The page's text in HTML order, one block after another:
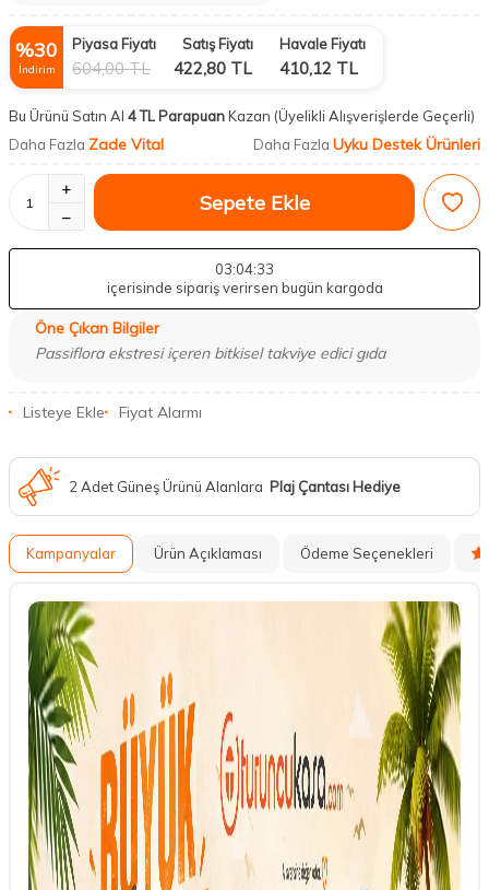
%30
İndirim
Piyasa Fiyatı
604,00TL
Satış Fiyatı
422,80 TL
Havale Fiyatı
410,12 TL
Bu Ürünü Satın Al 4 TL ParapuanKazan (Üyelikli Alışverişlerde Geçerli)
Daha Fazla Zade Vital Daha Fazla Uyku Destek Ürünleri
Sepete Ekle
03:04:32
içerisinde sipariş verirsen bugün kargoda
Öne Çıkan Bilgiler
Passiflora ekstresi içeren bitkisel takviye edici gıda
Listeye Ekle Fiyat Alarmı
2 Adet Güneş Ürünü Alanlara Plaj Çantası Hediye
Kampanyalar Ürün Açıklaması Ödeme Seçenekleri